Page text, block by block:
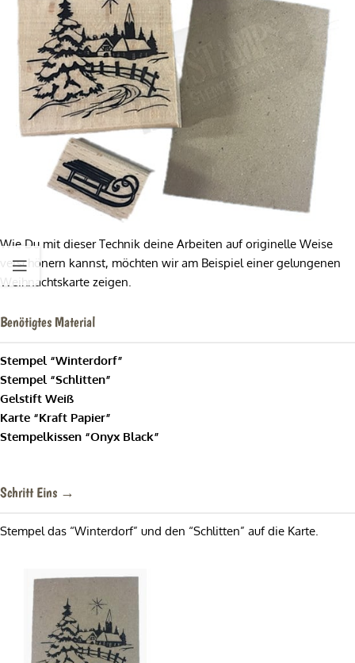
Wie Du mit dieser Technik deine Arbeiten auf originelle Weise
verschönern kannst, möchten wir am Beispiel einer gelungenen
Weihnachtskarte zeigen.
Benötigtes Material
Stempel “Winterdorf”
Stempel “Schlitten”
Gelstift Weiß
Karte “Kraft Papier”
Stempelkissen “Onyx Black”
Schritt Eins →
Stempel das “Winterdorf” und den “Schlitten” auf die Karte.